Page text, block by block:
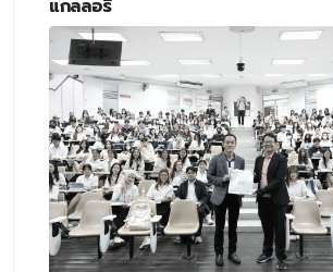
แกลลอรี่